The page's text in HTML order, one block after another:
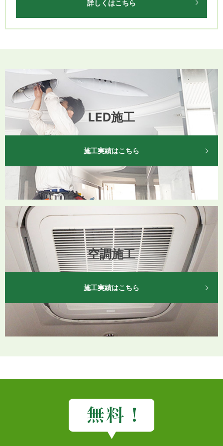
詳しくはこちら
LED施工
施工実績はこちら
空調施工
施工実績はこちら